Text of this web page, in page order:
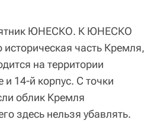
ЮНЕСКО. К ЮНЕСКО
историческая часть Кремля,
на территории
14-й корпус. С точки
облик Кремля
здесь нельзя убавлять.